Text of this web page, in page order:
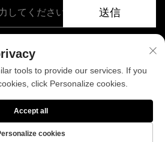
送信
工業有限公司、すべての権利を保有。
ニュース お問い合わせ
tools to provide our services. If you
click Personalize cookies.
cookies
Accept all